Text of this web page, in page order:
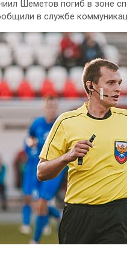
Шеметов погиб в зоне
в службе